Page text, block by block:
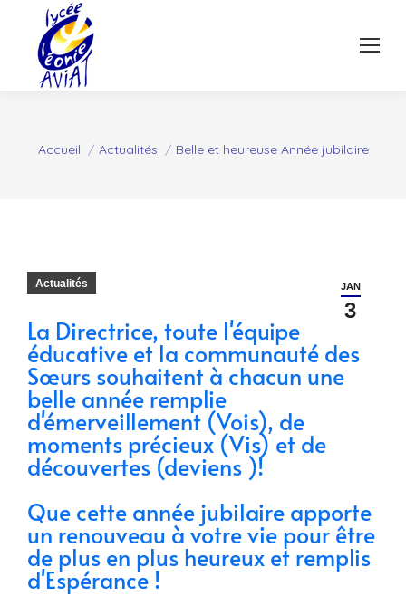
Vous êtes ici :
Accueil Actualités Belle et heureuse Année jubilaire
JAN
3
Actualités
La Directrice, toute l'équipe
éducative et la communauté des
Sœurs souhaitent à chacun une
belle année remplie
d'émerveillement (Vois), de
moments précieux (Vis) et de
découvertes (deviens )!
Que cette année jubilaire apporte
un renouveau à votre vie pour être
de plus en plus heureux et remplis
d'Espérance !